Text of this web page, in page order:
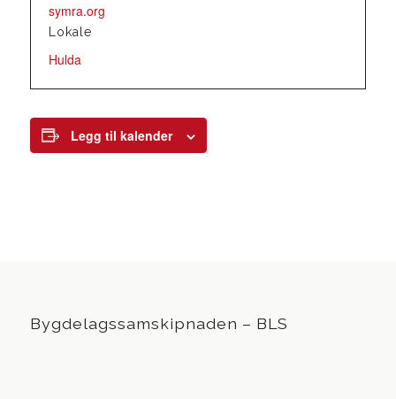
symra.org
Lokale
Hulda
Legg til kalender
Bygdelagssamskipnaden – BLS